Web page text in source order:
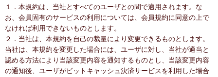
１．本規約は、当社とすべてのユーザとの間で適用されます。な
お、会員固有のサービスの利用については、会員規約に同意の上で
なければ利用できないものとします。
２．当社は、本規約を自己の裁量により変更できるものとします。
当社は、本規約を変更した場合には、ユーザに対し、当社が適当と
認める方法により当該変更内容を通知するものとし、当該変更内容
の通知後、ユーザがビットキャッシュ決済サービスを利用した場合